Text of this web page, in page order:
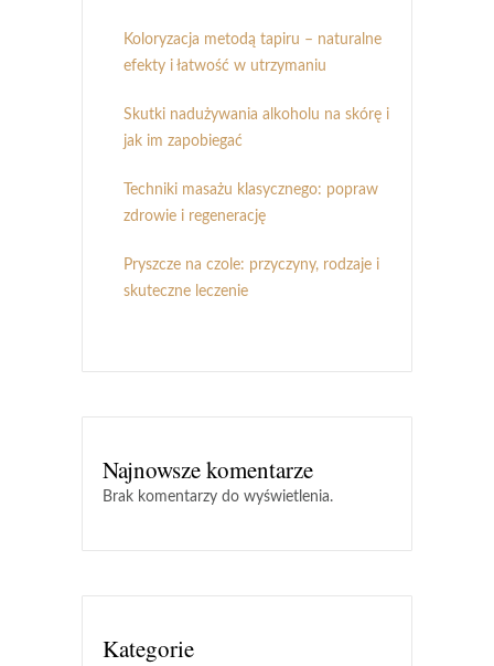
Koloryzacja metodą tapiru – naturalne
efekty i łatwość w utrzymaniu
Skutki nadużywania alkoholu na skórę i
jak im zapobiegać
Techniki masażu klasycznego: popraw
zdrowie i regenerację
Pryszcze na czole: przyczyny, rodzaje i
skuteczne leczenie
Najnowsze komentarze
Brak komentarzy do wyświetlenia.
Kategorie